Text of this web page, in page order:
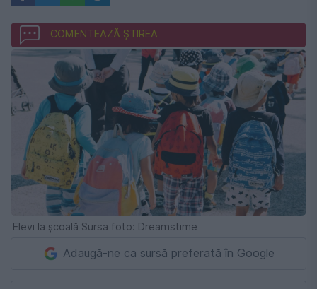
COMENTEAZĂ ȘTIREA
Elevi la școală Sursa foto: Dreamstime
Adaugă-ne ca sursă preferată în Google